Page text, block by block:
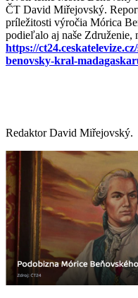
ČT David Miřejovský.
príležitosti výročia Mórica
podieľalo aj naše Združenie,
https://
benovsky-kral-
Redaktor David Miřejovský.